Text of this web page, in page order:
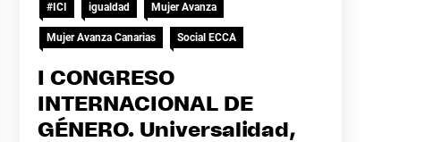
#ICI igualdad Mujer Avanza
Mujer Avanza Canarias Social ECCA
I CONGRESO
INTERNACIONAL DE
GÉNERO. Universalidad,